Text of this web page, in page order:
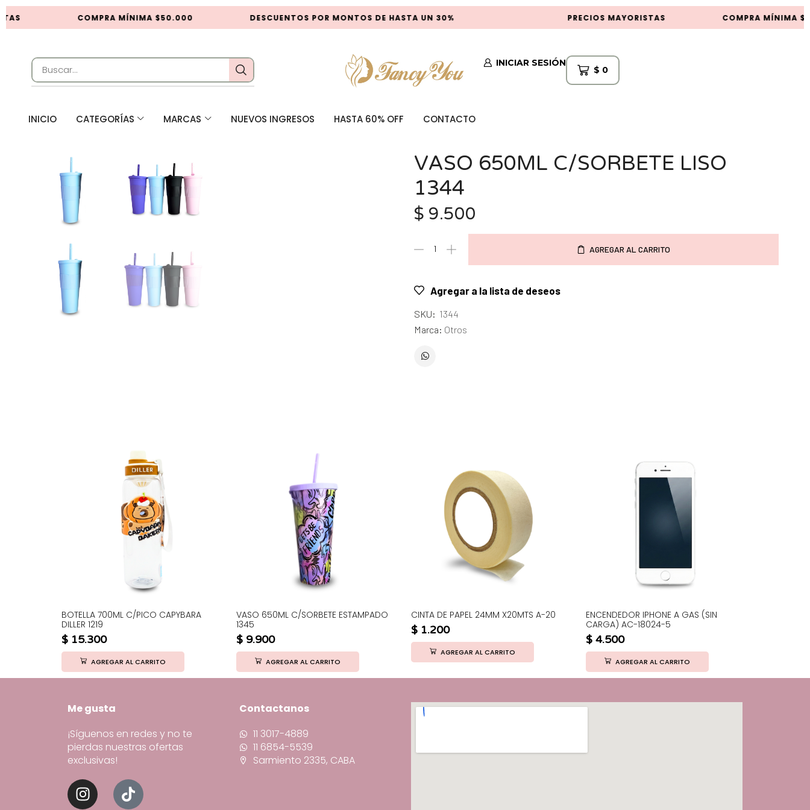
COMPRA MÍNIMA $50.000 DESCUENTOS POR MONTOS DE HASTA UN 30% PRECIOS MAYORISTAS COMPRA MÍNIMA
INICIAR SESIÓN
$ 0
INICIO CATEGORÍAS MARCAS NUEVOS INGRESOS HASTA 60% OFF CONTACTO
VASO 650ML C/SORBETE LISO
1344
$ 9.500
AGREGAR AL CARRITO
Agregar a la lista de deseos
SKU: 1344
Marca: Otros
BOTELLA 700ML C/PICO CAPYBARA
DILLER 1219
$ 15.300
AGREGAR AL CARRITO
VASO 650ML C/SORBETE ESTAMPADO
1345
$ 9.900
AGREGAR AL CARRITO
CINTA DE PAPEL 24MM X20MTS A-20
$ 1.200
AGREGAR AL CARRITO
ENCENDEDOR IPHONE A GAS (SIN
CARGA) AC-18024-5
$ 4.500
AGREGAR AL CARRITO
Me gusta
¡Síguenos en redes y no te
pierdas nuestras ofertas
exclusivas!
Contactanos
11 3017-4889
11 6854-5539
Sarmiento 2335, CABA